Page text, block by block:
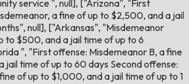
service ", null], ["Arizona", "First
a fine of up to $2,500, and a jail
null], ["Arkansas", "Misdemeanor
to $500, and a jail time of up to 6
", "First offense: Misdemeanor B, a fine
jail time of up to 60 days Second offense:
of up to $1,000, and a jail time of up to 1